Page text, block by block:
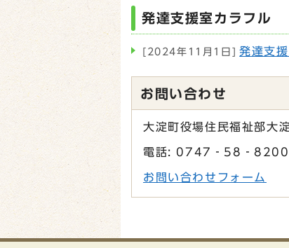
発達支援室カラフル
[2024年11月1日] 発達支
お問い合わせ
大淀町役場住民福祉部大
電話: 0747‐58‐8200
お問い合わせフォーム